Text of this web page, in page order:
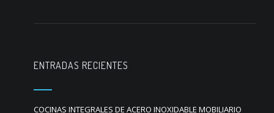
ENTRADAS RECIENTES
COCINAS INTEGRALES DE ACERO INOXIDABLE MOBILIARIO